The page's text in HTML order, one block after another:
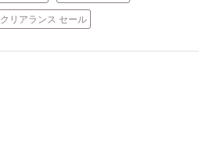
クリアランス セール